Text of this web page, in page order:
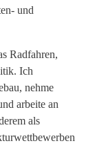
und
Radfahren,
Ich
nehme
arbeite an
als